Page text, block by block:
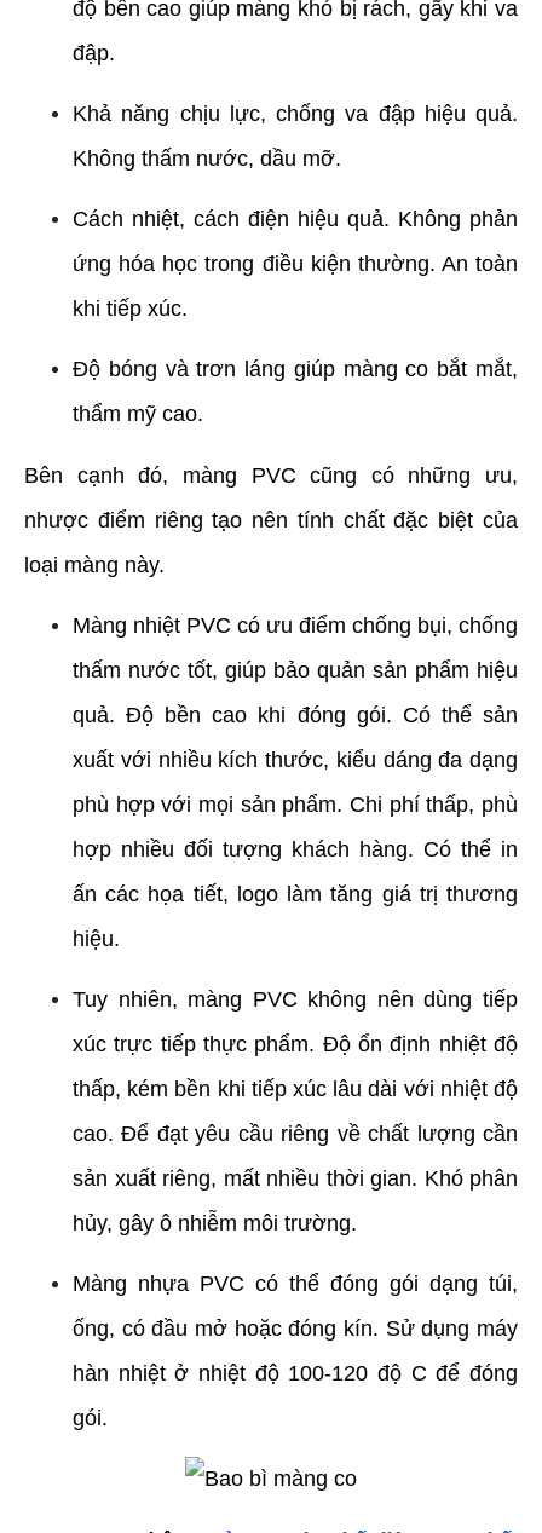
độ bền cao giúp màng khó bị rách, gãy khi va
đập.
Khả năng chịu lực, chống va đập hiệu quả.
Không thấm nước, dầu mỡ.
Cách nhiệt, cách điện hiệu quả. Không phản
ứng hóa học trong điều kiện thường. An toàn
khi tiếp xúc.
Độ bóng và trơn láng giúp màng co bắt mắt,
thẩm mỹ cao.
Bên cạnh đó, màng PVC cũng có những ưu,
nhược điểm riêng tạo nên tính chất đặc biệt của
loại màng này.
Màng nhiệt PVC có ưu điểm chống bụi, chống
thấm nước tốt, giúp bảo quản sản phẩm hiệu
quả. Độ bền cao khi đóng gói. Có thể sản
xuất với nhiều kích thước, kiểu dáng đa dạng
phù hợp với mọi sản phẩm. Chi phí thấp, phù
hợp nhiều đối tượng khách hàng. Có thể in
ấn các họa tiết, logo làm tăng giá trị thương
hiệu.
Tuy nhiên, màng PVC không nên dùng tiếp
xúc trực tiếp thực phẩm. Độ ổn định nhiệt độ
thấp, kém bền khi tiếp xúc lâu dài với nhiệt độ
cao. Để đạt yêu cầu riêng về chất lượng cần
sản xuất riêng, mất nhiều thời gian. Khó phân
hủy, gây ô nhiễm môi trường.
Màng nhựa PVC có thể đóng gói dạng túi,
ống, có đầu mở hoặc đóng kín. Sử dụng máy
hàn nhiệt ở nhiệt độ 100-120 độ C để đóng
gói.